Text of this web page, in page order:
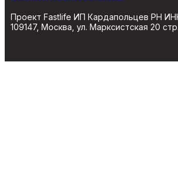
Проект Fastlife ИП Кардапольцев РН ИНН
109147, Москва, ул. Марксистская 20